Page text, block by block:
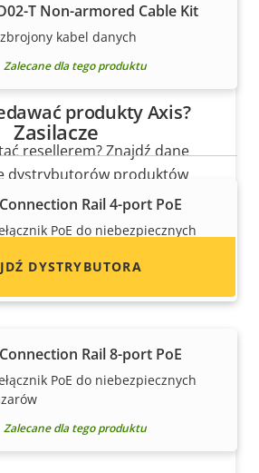
T Non-armored Cable Kit
kabel danych
Zalecane dla tego produktu
Zasilacze
Rail 4-port PoE
PoE do niebezpiecznych
Rail 8-port PoE
PoE do niebezpiecznych
Zalecane dla tego produktu
produkty Axis?
resellerem? Znajdź dane
dystrybutorów produktów
i systemów Axis.
DYSTRYBUTORA